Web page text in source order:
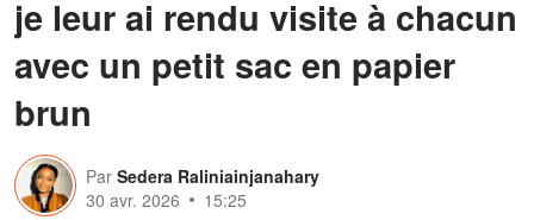
je leur ai rendu visite à chacun
avec un petit sac en papier
brun
Par Sedera Raliniainjanahary
30 avr. 2026
15:25